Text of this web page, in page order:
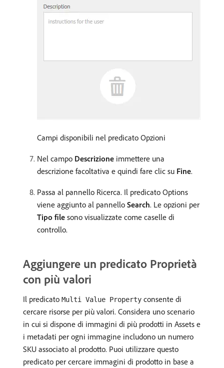
Campi disponibili nel predicato Opzioni
Nel campo Descrizione immettere una
descrizione facoltativa e quindi fare clic su Fine.
Passa al pannello Ricerca. Il predicato Options
viene aggiunto al pannello Search. Le opzioni per
Tipo file sono visualizzate come caselle di
controllo.
Aggiungere un predicato Proprietà
con più valori
Il predicato Multi Value Property consente di
cercare risorse per più valori. Considera uno scenario
in cui si dispone di immagini di più prodotti in Assets e
i metadati per ogni immagine includono un numero
SKU associato al prodotto. Puoi utilizzare questo
predicato per cercare immagini di prodotto in base a